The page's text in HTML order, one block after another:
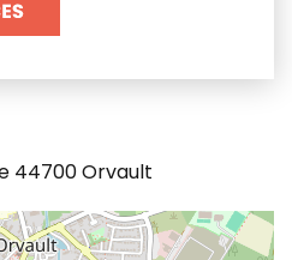
44700 Orvault